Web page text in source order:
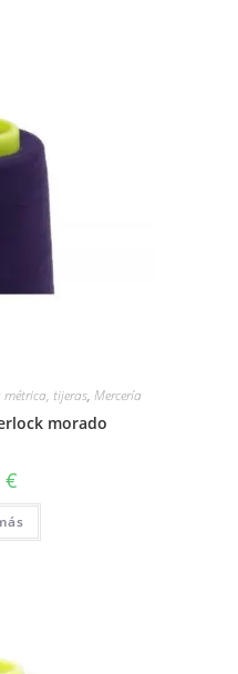
tijeras, Mercería
morado
€